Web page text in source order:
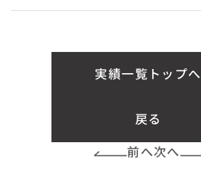
実績一覧トップへ
戻る
前へ次へ